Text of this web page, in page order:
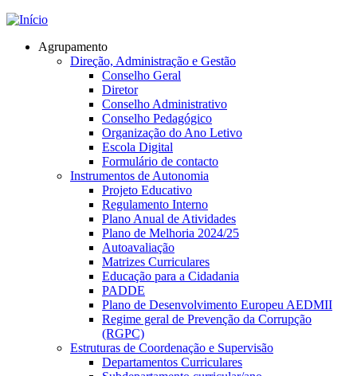
Jump to navigation
Agrupamento
Direção, Administração e Gestão
Conselho Geral
Diretor
Conselho Administrativo
Conselho Pedagógico
Organização do Ano Letivo
Escola Digital
Formulário de contacto
Instrumentos de Autonomia
Projeto Educativo
Regulamento Interno
Plano Anual de Atividades
Plano de Melhoria 2024/25
Autoavaliação
Matrizes Curriculares
Educação para a Cidadania
PADDE
Plano de Desenvolvimento Europeu AEDMII
Regime geral de Prevenção da Corrupção
(RGPC)
Estruturas de Coordenação e Supervisão
Departamentos Curriculares